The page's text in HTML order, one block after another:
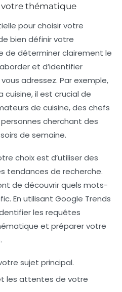
thématique
pour choisir votre
bien définir votre
de déterminer clairement le
et d’identifier
adressez. Par exemple,
cuisine, il est crucial de
de cuisine, des chefs
cherchant des
de semaine.
choix est d’utiliser des
tendances de recherche.
de découvrir quels mots-
En utilisant Google Trends
les requêtes
et préparer votre
sujet principal.
les attentes de votre